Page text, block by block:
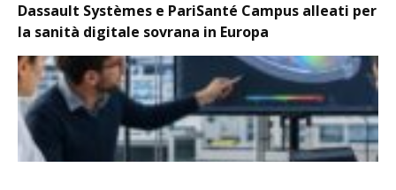
Dassault Systèmes e PariSanté Campus alleati per
la sanità digitale sovrana in Europa